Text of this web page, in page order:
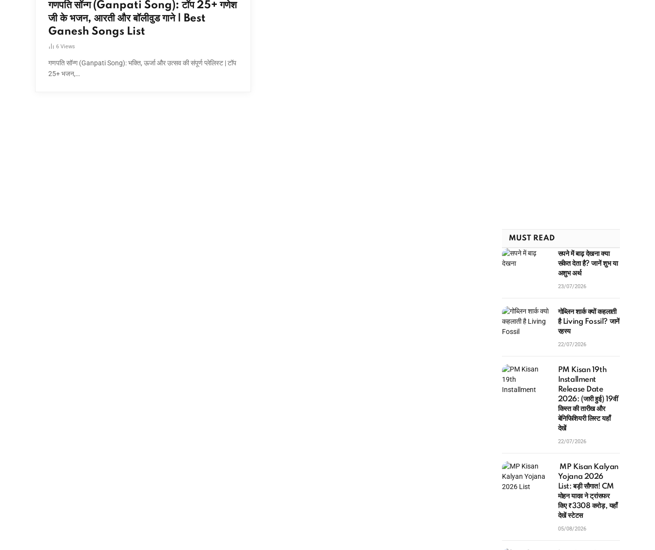
गणपति सॉन्ग (Ganpati Song): टॉप 25+ गणेश
जी के भजन, आरती और बॉलीवुड गाने | Best
Ganesh Songs List
6 Views
गणपति सॉन्ग (Ganpati Song): भक्ति, ऊर्जा और उत्सव की संपूर्ण प्लेलिस्ट | टॉप
25+ भजन,…
MUST READ
सपने में बाढ़ देखना क्या
संकेत देता है? जानें शुभ या
अशुभ अर्थ
23/07/2026
गोब्लिन शार्क क्यों कहलाती
है Living Fossil? जानें
रहस्य
22/07/2026
PM Kisan 19th
Installment
Release Date
2026: (जारी हुई) 19वीं
किस्त की तारीख और
बेनिफिशियरी लिस्ट यहाँ
देखें
22/07/2026
MP Kisan Kalyan
Yojana 2026
List: बड़ी सौगात! CM
मोहन यादव ने ट्रांसफर
किए ₹3308 करोड़, यहाँ
देखें स्टेटस
05/08/2026